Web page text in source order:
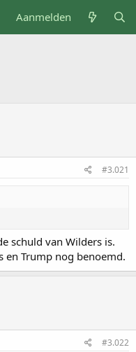
Aanmelden
#3.021
schuld van Wilders is.
en Trump nog benoemd.
#3.022